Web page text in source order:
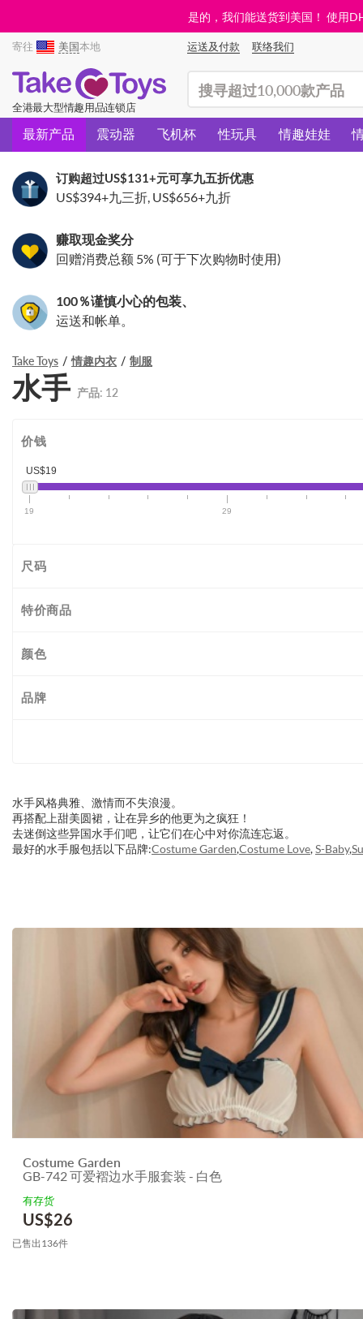
是的，我们能送货到美国！ 使用
寄往 美国本地 运送及付款 联络我们
全港最大型情趣用品连锁店
最新产品 震动器 飞机杯 性玩具 情趣娃娃
订购超过US$131+元可享九五折优惠
US$394+九三折, US$656+九折
赚取现金奖分
回赠消费总额 5% (可于下次购物时使用)
100％谨慎小心的包装、
运送和帐单。
Take Toys 情趣内衣 制服
水手 产品: 12
价钱
US$19
19 29
尺码
特价商品
颜色
品牌
水手风格典雅、激情而不失浪漫。
再搭配上甜美圆裙，让在异乡的他更为之疯狂！
去迷倒这些异国水手们吧，让它们在心中对你流连忘返。
最好的水手服包括以下品牌:Costume Garden,Costume Love,S-Baby,
Costume Garden
GB-742 可爱褶边水手服套装 - 白色
有存货
US$26
已售出136件